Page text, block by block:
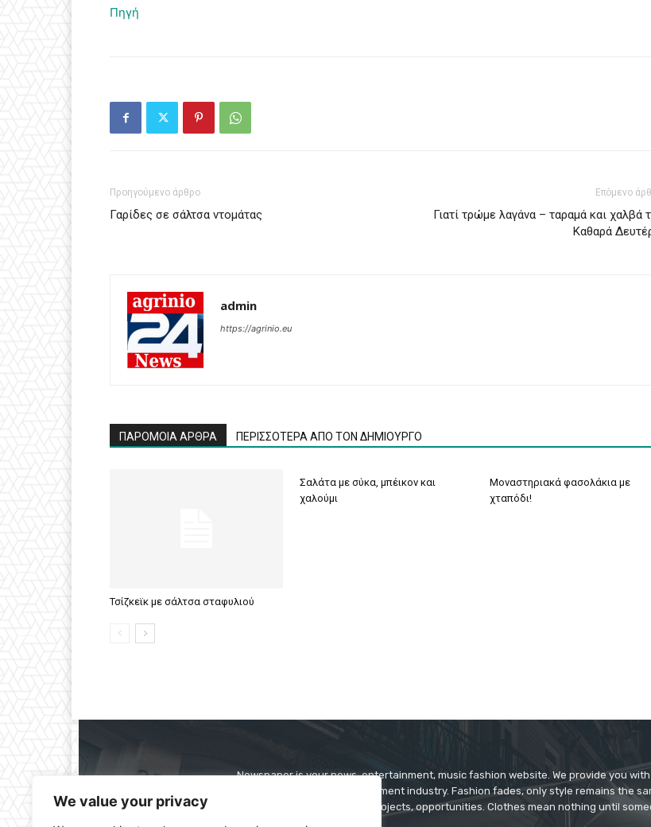
We value your privacy
Πηγή
Προηγούμενο άρθρο
Γαρίδες σε σάλτσα ντομάτας
Επόμενο
Γιατί τρώμε λαγάνα – ταραμά και χαλβά
Καθαρά
admin
https://agrinio.eu
ΠΑΡΟΜΟΙΑ ΑΡΘΡΑ ΠΕΡΙΣΣΟΤΕΡΑ ΑΠΟ ΤΟΝ ΔΗΜΙΟΥΡΓΟ
Τσίζκεϊκ με σάλτσα σταφυλιού
Σαλάτα με σύκα, μπέικον και
χαλούμι
Μοναστηριακά φασολάκια με
χταπόδι!
Newspaper is your news, entertainment, music fashion website. We provide you
straight from the entertainment industry. Fashion fades, only style remains the
always projects, opportunities. Clothes mean nothing until